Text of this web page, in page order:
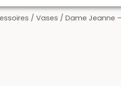
/ Vases / Dame Jeanne